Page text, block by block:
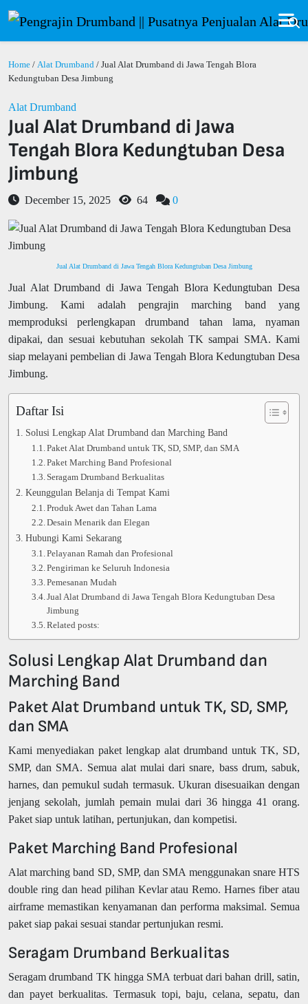
Home / Alat Drumband / Jual Alat Drumband di Jawa Tengah Blora
Kedungtuban Desa Jimbung
Alat Drumband
Jual Alat Drumband di Jawa
Tengah Blora Kedungtuban Desa
Jimbung
December 15, 2025 64 0
Jual Alat Drumband di Jawa Tengah Blora Kedungtuban Desa Jimbung
Jual Alat Drumband di Jawa Tengah Blora Kedungtuban Desa
Jimbung. Kami adalah pengrajin marching band yang
memproduksi perlengkapan drumband tahan lama, nyaman
dipakai, dan sesuai kebutuhan sekolah TK sampai SMA. Kami
siap melayani pembelian di Jawa Tengah Blora Kedungtuban Desa
Jimbung.
Daftar Isi
Solusi Lengkap Alat Drumband dan Marching Band
Paket Alat Drumband untuk TK, SD, SMP, dan SMA
Paket Marching Band Profesional
Seragam Drumband Berkualitas
Keunggulan Belanja di Tempat Kami
Produk Awet dan Tahan Lama
Desain Menarik dan Elegan
Hubungi Kami Sekarang
Pelayanan Ramah dan Profesional
Pengiriman ke Seluruh Indonesia
Pemesanan Mudah
Jual Alat Drumband di Jawa Tengah Blora Kedungtuban Desa
Jimbung
Related posts:
Solusi Lengkap Alat Drumband dan
Marching Band
Paket Alat Drumband untuk TK, SD, SMP,
dan SMA
Kami menyediakan paket lengkap alat drumband untuk TK, SD,
SMP, dan SMA. Semua alat mulai dari snare, bass drum, sabuk,
harnes, dan pemukul sudah termasuk. Ukuran disesuaikan dengan
jenjang sekolah, jumlah pemain mulai dari 36 hingga 41 orang.
Paket siap untuk latihan, pertunjukan, dan kompetisi.
Paket Marching Band Profesional
Alat marching band SD, SMP, dan SMA menggunakan snare HTS
double ring dan head pilihan Kevlar atau Remo. Harnes fiber atau
airframe memastikan kenyamanan dan performa maksimal. Semua
paket siap pakai sesuai standar pertunjukan resmi.
Seragam Drumband Berkualitas
Seragam drumband TK hingga SMA terbuat dari bahan drill, satin,
dan payet berkualitas. Termasuk topi, baju, celana, sepatu, dan